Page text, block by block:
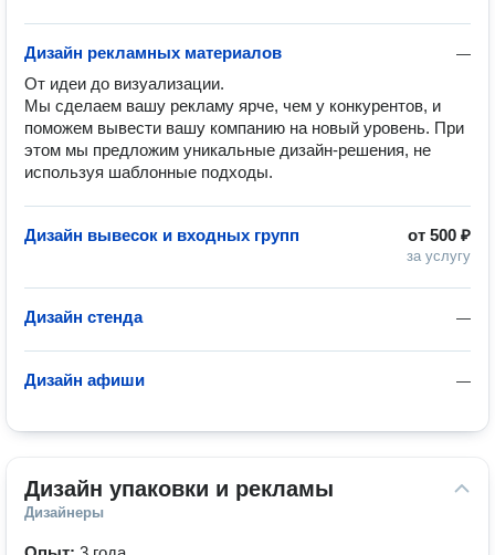
—
Дизайн рекламных материалов
От идеи до визуализации.
Мы сделаем вашу рекламу ярче, чем у конкурентов, и
поможем вывести вашу компанию на новый уровень. При
этом мы предложим уникальные дизайн-решения, не
используя шаблонные подходы.
от 500 ₽
за услугу
Дизайн вывесок и входных групп
—
Дизайн стенда
—
Дизайн афиши
Дизайн упаковки и рекламы
Дизайнеры